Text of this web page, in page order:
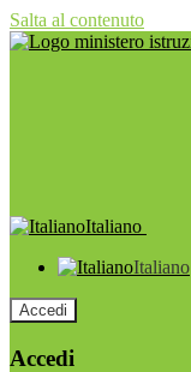
Salta al contenuto
Italiano
Italiano
Accedi
Accedi